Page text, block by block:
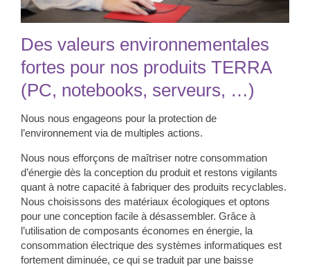
Des valeurs environnementales
fortes pour nos produits TERRA
(PC, notebooks, serveurs, …)
Nous nous engageons pour la protection de
l’environnement via de multiples actions.
Nous nous efforçons de maîtriser notre consommation
d’énergie dès la conception du produit et restons vigilants
quant à notre capacité à fabriquer des produits recyclables.
Nous choisissons des matériaux écologiques et optons
pour une conception facile à désassembler. Grâce à
l’utilisation de composants économes en énergie, la
consommation électrique des systèmes informatiques est
fortement diminuée, ce qui se traduit par une baisse